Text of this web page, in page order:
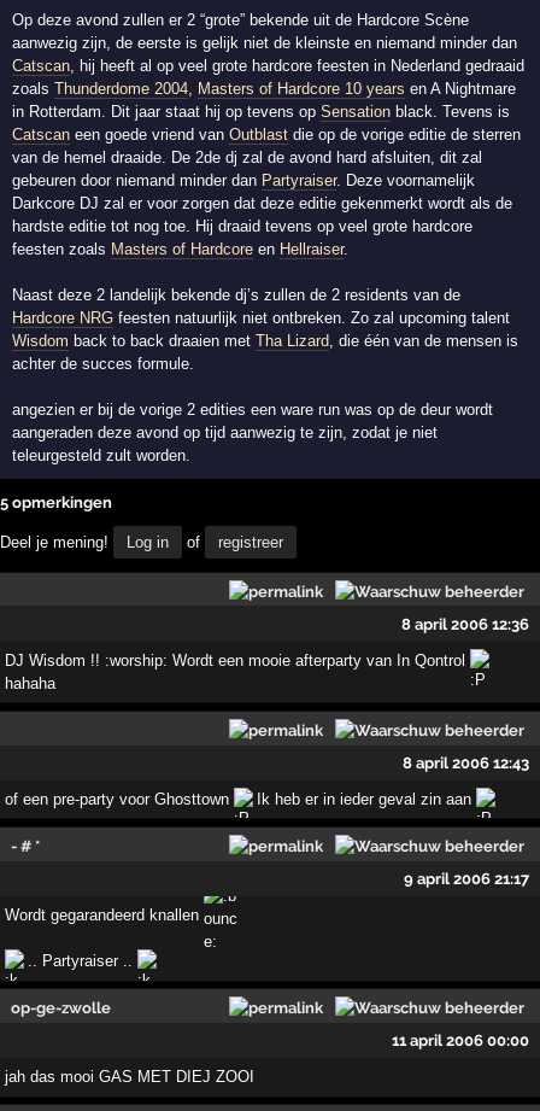
Op deze avond zullen er 2 “grote” bekende uit de Hardcore Scène
aanwezig zijn, de eerste is gelijk niet de kleinste en niemand minder dan
Catscan , hij heeft al op veel grote hardcore feesten in Nederland gedraaid
zoalsThunderdome 2004 Masters of Hardcore 10 years en A Nightmare
in Rotterdam. Dit jaar staat hij op tevens opSensation black. Tevens is
Catscan een goede vriend vanOutblast die op de vorige editie de sterren
van de hemel draaide. De 2de dj zal de avond hard afsluiten, dit zal
gebeuren door niemand minder dan Partyraiser. Deze voornamelijk
Darkcore DJ zal er voor zorgen dat deze editie gekenmerkt wordt als de
hardste editie tot nog toe. Hij draaid tevens op veel grote hardcore
feesten zoals Masters of Hardcore en Hellraiser.
Naast deze 2 landelijk bekende dj’s zullen de 2 residents van de
Hardcore NRG feesten natuurlijk niet ontbreken. Zo zal upcoming talent
Wisdom back to back draaien metTha Lizard , die één van de mensen is
achter de succes formule.
angezien er bij de vorige 2 edities een ware run was op de deur wordt
aangeraden deze avond op tijd aanwezig te zijn, zodat je niet
teleurgesteld zult worden.
5 opmerkingen
Deel je mening! Log in of registreer
8 april 2006 12:36
DJ Wisdom !! :worship: Wordt een mooie afterparty van In Qontrol
hahaha
8 april 2006 12:43
of een pre-party voor Ghosttown Ik heb er in ieder geval zin aan
- # *
9 april 2006 21:17
Wordt gegarandeerd knallen
.. Partyraiser ..
op-ge-zwolle
11 april 2006 00:00
jah das mooi GAS MET DIEJ ZOOI